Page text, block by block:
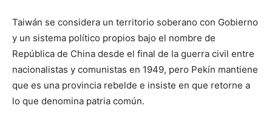
Taiwán se considera un territorio soberano con Gobierno
y un sistema político propios bajo el nombre de
República de China desde el final de la guerra civil entre
nacionalistas y comunistas en 1949, pero Pekín mantiene
que es una provincia rebelde e insiste en que retorne a
lo que denomina patria común.